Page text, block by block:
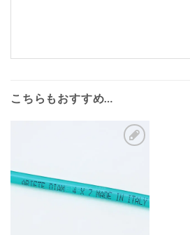
こちらもおすすめ…
に